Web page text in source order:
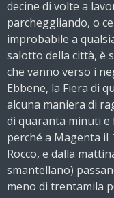
decine di volte a
parcheggliando, o
improbabile a
salotto della città, è
che vanno verso i
Ebbene, la Fiera di
alcuna maniera di
di quaranta minuti e
perché a Magenta il
Rocco, e dalla
smantellano)
meno di trentamila